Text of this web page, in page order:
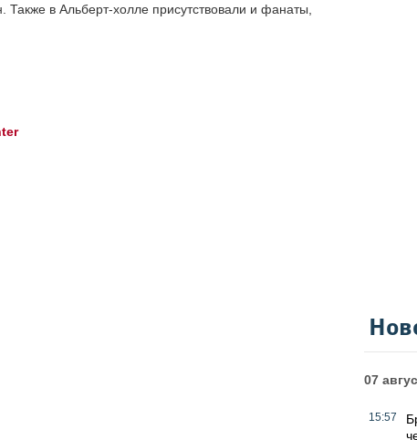
в Альберт-холле присутствовали и фанаты,
07
15:57